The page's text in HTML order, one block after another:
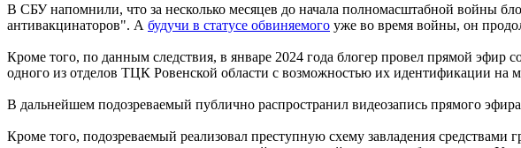
В СБУ напомнили, что за несколько месяцев до начала полномасштабной войны
антивакцинаторов". А будучи в статусе обвиняемого уже во время войны, он
Кроме того, по данным следствия, в январе 2024 года блогер провел прямой
одного из отделов ТЦК Ровенской области с возможностью их идентификации на
В дальнейшем подозреваемый публично распространил видеозапись прямого
Кроме того, подозреваемый реализовал преступную схему завладения